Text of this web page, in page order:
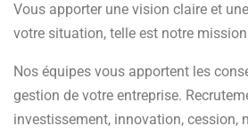
Vous apporter une vision claire et
votre situation, telle est notre
Nos équipes vous apportent les
gestion de votre entreprise.
investissement, innovation, cession,